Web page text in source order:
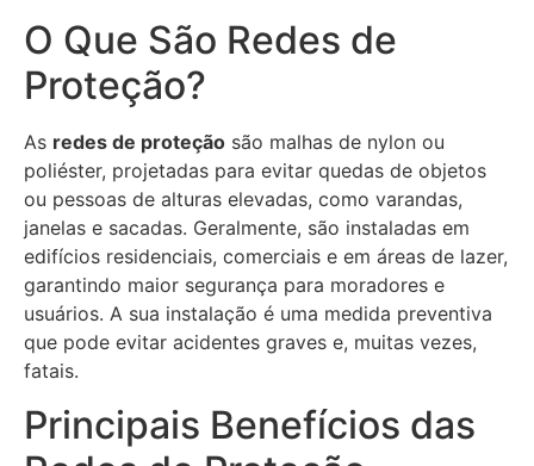
O Que São Redes de
Proteção?
As redes de proteção são malhas de nylon ou
poliéster, projetadas para evitar quedas de objetos
ou pessoas de alturas elevadas, como varandas,
janelas e sacadas. Geralmente, são instaladas em
edifícios residenciais, comerciais e em áreas de lazer,
garantindo maior segurança para moradores e
usuários. A sua instalação é uma medida preventiva
que pode evitar acidentes graves e, muitas vezes,
fatais.
Principais Benefícios das